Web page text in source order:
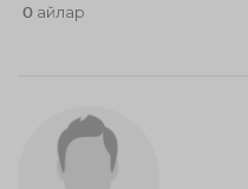
0 айлар